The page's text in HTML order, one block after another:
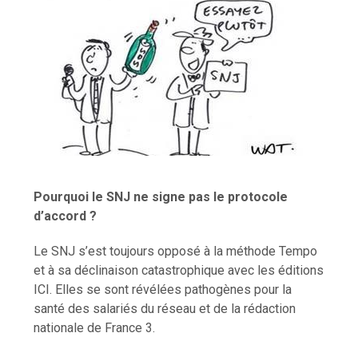
Pourquoi le SNJ ne signe pas le protocole
d’accord ?
Le SNJ s’est toujours opposé à la méthode Tempo
et à sa déclinaison catastrophique avec les éditions
ICI. Elles se sont révélées pathogènes pour la
santé des salariés du réseau et de la rédaction
nationale de France 3.